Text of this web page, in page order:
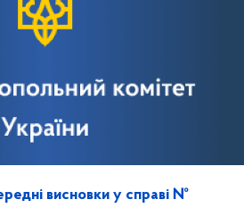
висновки у справі №